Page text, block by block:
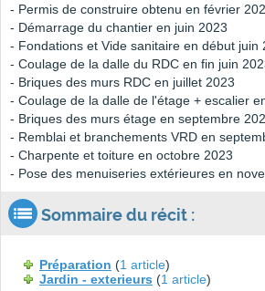
- Permis de construire obtenu en février
- Démarrage du chantier en juin 2023
- Fondations et Vide sanitaire en début juin
- Coulage de la dalle du RDC en fin juin
- Briques des murs RDC en juillet 2023
- Coulage de la dalle de l'étage + escalier
- Briques des murs étage en septembre
- Remblai et branchements VRD en
- Charpente et toiture en octobre 2023
- Pose des menuiseries extérieures en
Sommaire du récit :
Préparation (1 article)
Jardin - exterieurs (1 article)